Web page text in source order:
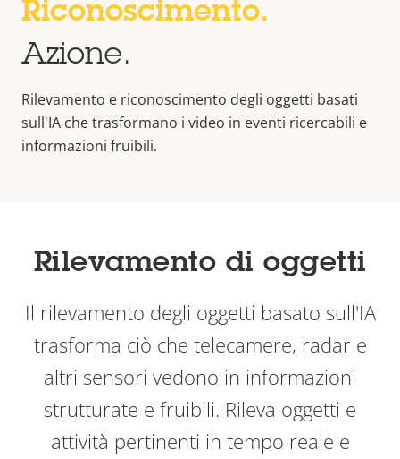
Riconoscimento.
Azione.
Rilevamento e riconoscimento degli oggetti basati
sull'IA che trasformano i video in eventi ricercabili e
informazioni fruibili.
Rilevamento di oggetti
Il rilevamento degli oggetti basato sull'IA
trasforma ciò che telecamere, radar e
altri sensori vedono in informazioni
strutturate e fruibili. Rileva oggetti e
attività pertinenti in tempo reale e